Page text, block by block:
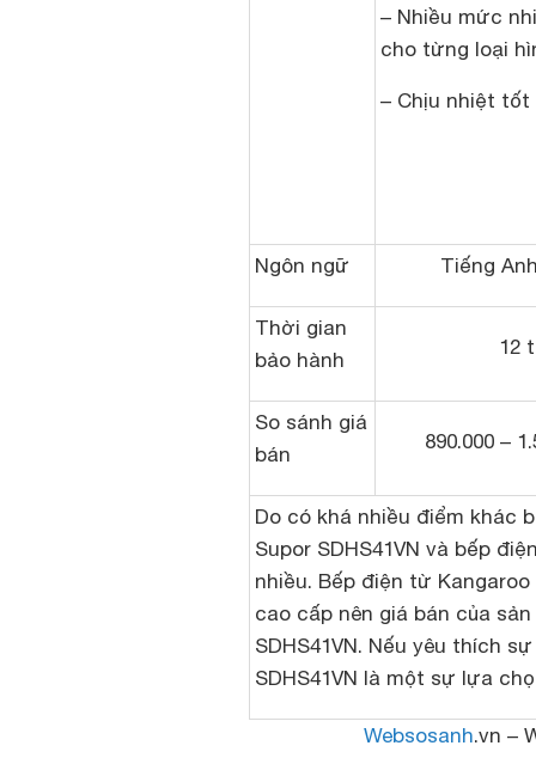
– Nhiều mức
cho từng loại
– Chịu nhiệt tốt
Ngôn ngữ Tiếng
Thời gian
bảo hành
12
So sánh giá
bán
890.000 –
Do có khá nhiều điểm khác
Supor SDHS41VN và bếp
nhiều. Bếp điện từ
cao cấp nên giá bán của
SDHS41VN. Nếu yêu thích
SDHS41VN là một sự lựa
Websosanh.vn –